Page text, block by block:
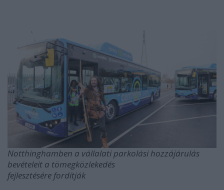
Notthinghamben a vállalati parkolási hozzájárulás
bevételeit a tömegközlekedés
fejlesztésére fordítják